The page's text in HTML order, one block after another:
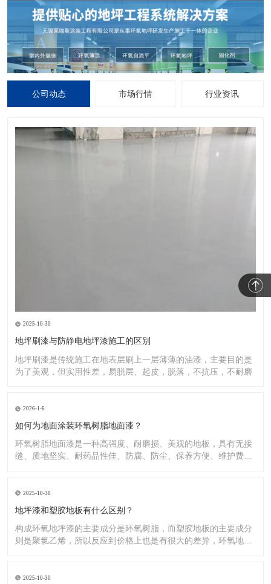
公司动态 市场行情 行业资讯
2025-10-30
地坪刷漆与防静电地坪漆施工的区别
地坪刷漆是传统施工在地表层刷上一层薄薄的油漆，主要目的是
为了美观，但实用性差，易脱层、起皮，脱落，不抗压，不耐磨
2026-1-6
如何为地面涂装环氧树脂地面漆？
环氧树脂地面漆是一种高强度、耐磨损、美观的地板，具有无接
缝、质地坚实、耐药品性佳、防腐、防尘、保养方便、维护费用
2025-10-30
地坪漆和塑胶地板有什么区别？
构成环氧地坪漆的主要成分是环氧树脂，而塑胶地板的主要成分
则是聚氯乙烯，所以反应到价格上也是有很大的差异，环氧地坪
2025-10-30